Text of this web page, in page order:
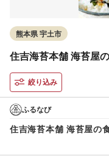
熊本県 宇土市
住吉海苔本舗 海苔屋
絞り込み
ふるなび
住吉海苔本舗 海苔屋の